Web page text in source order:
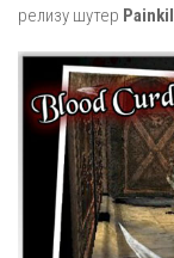
релизу шутер